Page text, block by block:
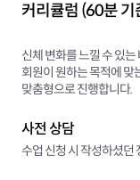
커리큘럼 (60분 기
신체 변화를 느낄 수 있
회원이 원하는 목적에 맞
맞춤형으로 진행합니다.
사전 상담
수업 신청 시 작성하셨던